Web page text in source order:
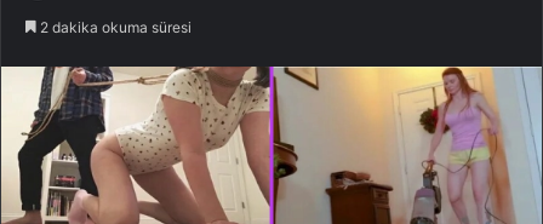
2 dakika okuma süresi